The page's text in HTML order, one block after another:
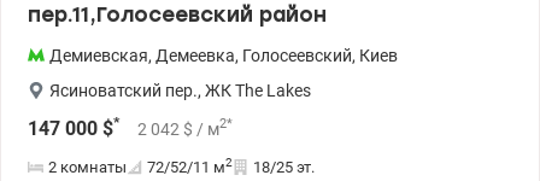
пер.11,Голосеевский район
Демиевская, Демеевка, Голосеевский, Киев
Ясиноватский пер., ЖК The Lakes
147 000 $* 2 042 $ / м2*
2 комнаты 72/52/11 м2 18/25 эт.